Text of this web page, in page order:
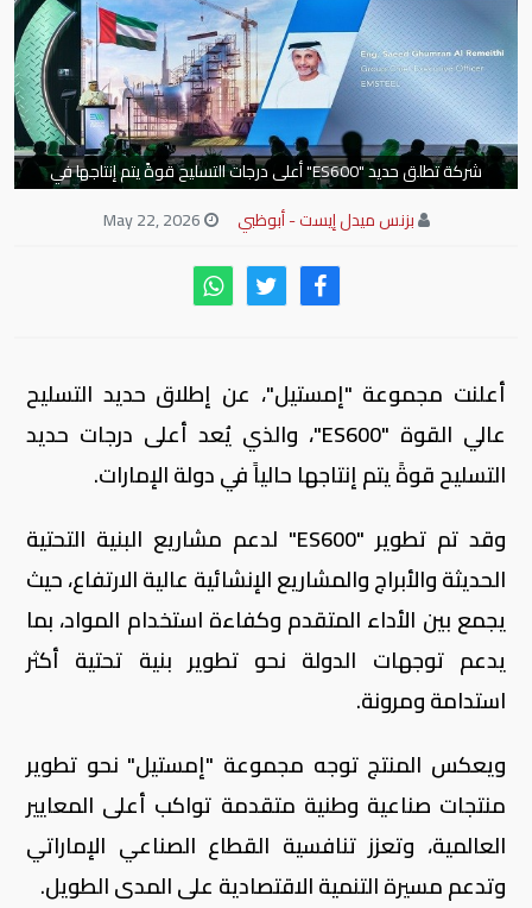
شركة تطلق حديد "ES600" أعلى درجات التسليح قوةً يتم إنتاجها في
الإمارات
بزنس ميدل إيست - أبوظبي
أعلنت مجموعة "إمستيل"، عن إطلاق حديد التسليح
عالي القوة "ES600"، والذي يُعد أعلى درجات حديد
التسليح قوةً يتم إنتاجها حالياً في دولة الإمارات.
وقد تم تطوير "ES600" لدعم مشاريع البنية التحتية
الحديثة والأبراج والمشاريع الإنشائية عالية الارتفاع، حيث
يجمع بين الأداء المتقدم وكفاءة استخدام المواد، بما
يدعم توجهات الدولة نحو تطوير بنية تحتية أكثر
استدامة ومرونة.
ويعكس المنتج توجه مجموعة "إمستيل" نحو تطوير
منتجات صناعية وطنية متقدمة تواكب أعلى المعايير
العالمية، وتعزز تنافسية القطاع الصناعي الإماراتي
وتدعم مسيرة التنمية الاقتصادية على المدى الطويل.